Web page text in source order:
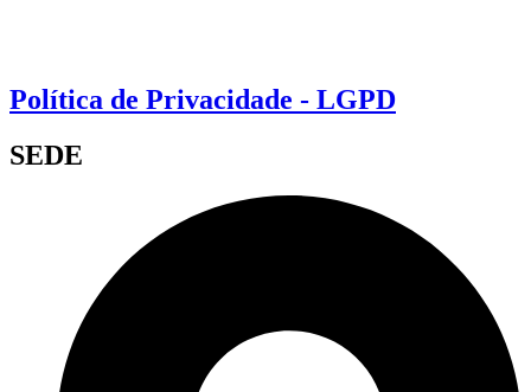
Política de Privacidade - LGPD
SEDE